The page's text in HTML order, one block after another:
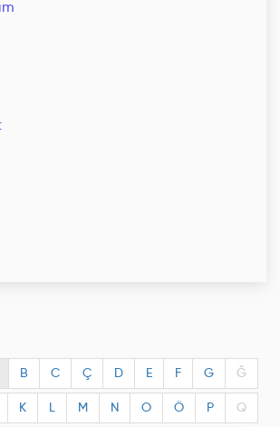
B C Ç D E F G Ğ
K L M N O Ö P Q